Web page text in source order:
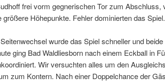
frei vorm gegnerischen Tor zum Abschluss,
größere Höhepunkte. Fehler dominierten das
wurde das Spiel schneller und
ging Bad Waldliesborn nach einem Eckball in
Wir versuchten alles um den
zum Kontern. Nach einer Doppelchance der